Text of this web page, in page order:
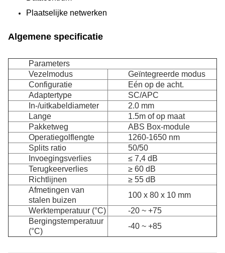
Plaatselijke netwerken
Algemene specificatie
Parameters
Vezelmodus
Geïntegreerde modus
Configuratie
Eén op de acht.
Adaptertype
SC/APC
In-/uitkabeldiameter
2.0 mm
Lange
1.5m of op maat
Pakketweg
ABS Box-module
Operatiegolflengte
1260-1650 nm
Splits ratio
50/50
Invoegingsverlies
≤ 7,4 dB
Terugkeerverlies
≥ 60 dB
Richtlijnen
≥ 55 dB
Afmetingen van
stalen buizen
100 x 80 x 10 mm
Werktemperatuur (°C)
-20 ~ +75
Bergingstemperatuur
(°C)
-40 ~ +85